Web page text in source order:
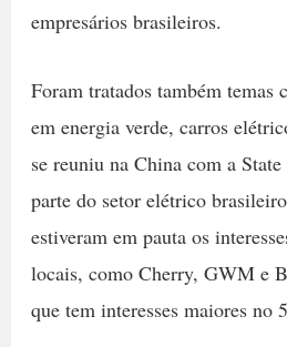
empresários brasileiros.
Foram tratados também temas
em energia verde, carros
se reuniu na China com a
parte do setor elétrico
estiveram em pauta os
locais, como Cherry, GWM e
que tem interesses maiores no